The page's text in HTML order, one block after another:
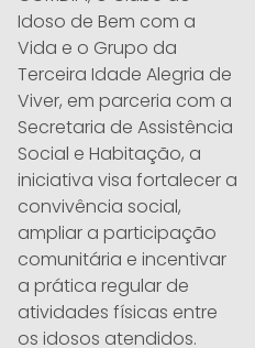
Idoso de Bem com a
Vida e o Grupo da
Terceira Idade Alegria de
Viver, em parceria com a
Secretaria de Assistência
Social e Habitação, a
iniciativa visa fortalecer a
convivência social,
ampliar a participação
comunitária e incentivar
a prática regular de
atividades físicas entre
os idosos atendidos.